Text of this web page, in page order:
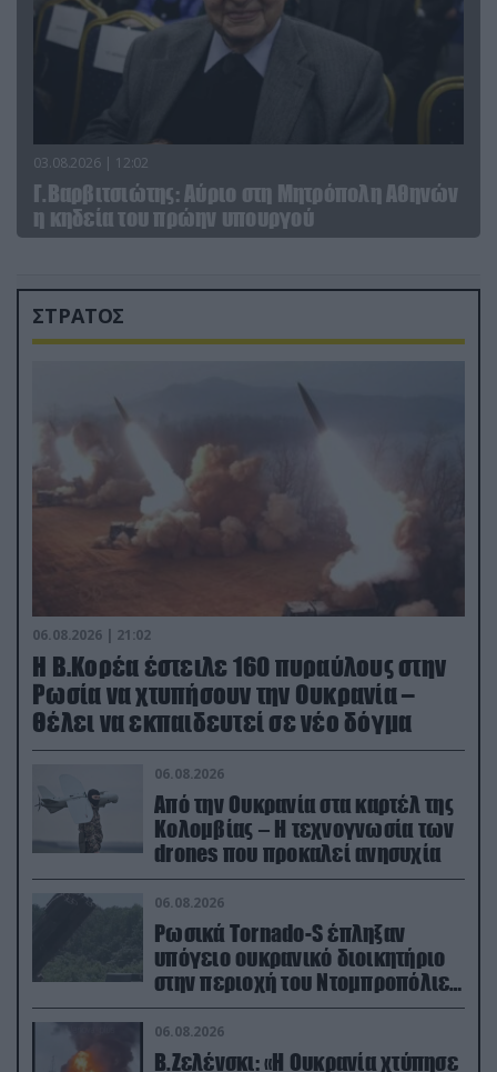
03.08.2026 | 12:02
Γ.Βαρβιτσιώτης: Aύριο στη Μητρόπολη Αθηνών
η κηδεία του πρώην υπουργού
ΣΤΡΑΤΟΣ
06.08.2026 | 21:02
Η Β.Κορέα έστειλε 160 πυραύλους στην
Ρωσία να χτυπήσουν την Ουκρανία –
Θέλει να εκπαιδευτεί σε νέο δόγμα
06.08.2026
Από την Ουκρανία στα καρτέλ της
Κολομβίας – Η τεχνογνωσία των
drones που προκαλεί ανησυχία
06.08.2026
Ρωσικά Tornado-S έπληξαν
υπόγειο ουκρανικό διοικητήριο
στην περιοχή του Ντομπροπόλιε
(βίντεο)
06.08.2026
Β.Ζελένσκι: «Η Ουκρανία χτύπησε